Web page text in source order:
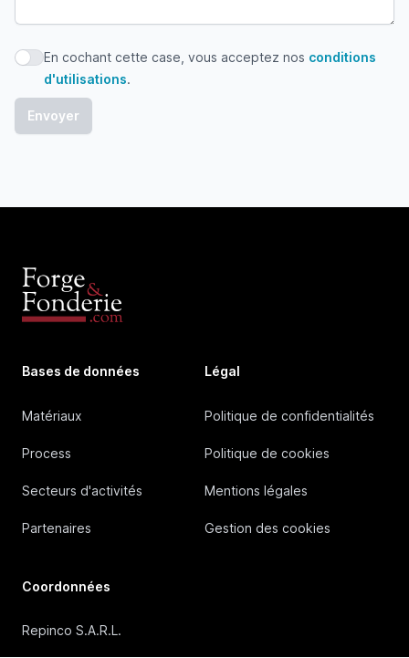
En cochant cette case, vous acceptez nos conditions
En cochant cette case, vous acceptez nos conditions
d'utilisations.
Bases de données
Matériaux
Process
Secteurs d'activités
Partenaires
Légal
Politique de confidentialités
Politique de cookies
Mentions légales
Gestion des cookies
Coordonnées
Repinco S.A.R.L.